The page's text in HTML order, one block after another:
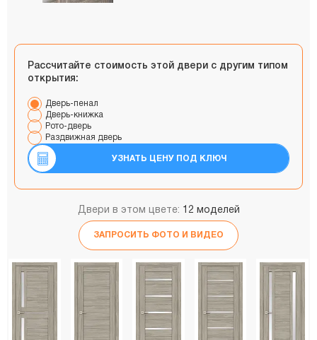
Рассчитайте стоимость этой двери с другим типом
открытия:
Дверь-пенал
Дверь-книжка
Рото-дверь
Раздвижная дверь
УЗНАТЬ ЦЕНУ ПОД КЛЮЧ
Двери в этом цвете: 12 моделей
ЗАПРОСИТЬ ФОТО И ВИДЕО